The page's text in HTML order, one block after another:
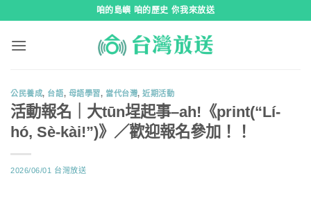
咱的島嶼 咱的歷史 你我來放送
公民養成, 台語, 母語學習, 當代台灣,近期活動
活動報名｜大tūn埕起事–ah!《print(“Lí-
hó, Sè-kài!”)》／歡迎報名參加！！
2026/06/01 台灣放送